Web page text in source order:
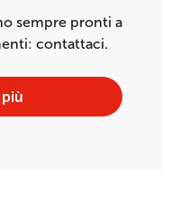
sempre pronti a
contattaci.